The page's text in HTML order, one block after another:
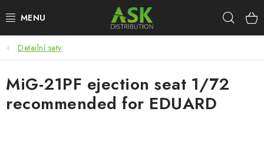
na
WARHAMMER
ASK PRODUKTY
NOVINKY
Detailní sety
MiG-21PF ejection seat 1/72
recommended for EDUARD